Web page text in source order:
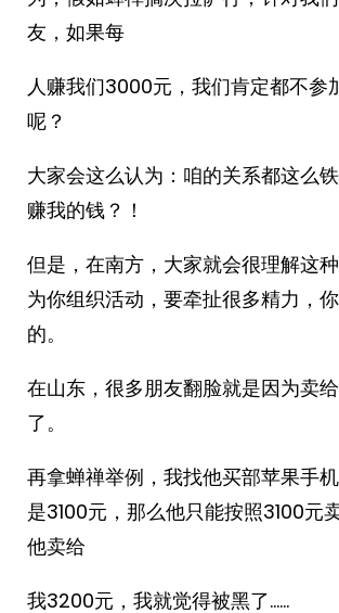
友，如果每
人赚我们3000元，我们肯定都不参
呢？
大家会这么认为：咱的关系都这么
赚我的钱？！
但是，在南方，大家就会很理解这
为你组织活动，要牵扯很多精力，
的。
在山东，很多朋友翻脸就是因为卖
了。
再拿蝉禅举例，我找他买部苹果手
是3100元，那么他只能按照3100元
他卖给
我3200元，我就觉得被黑了……